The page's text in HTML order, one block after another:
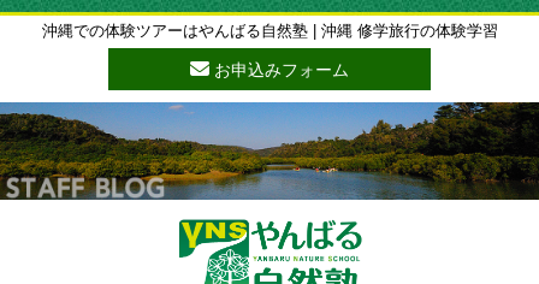
沖縄での体験ツアーはやんばる自然塾 | 沖縄 修学旅行の体験学習
お申込みフォーム